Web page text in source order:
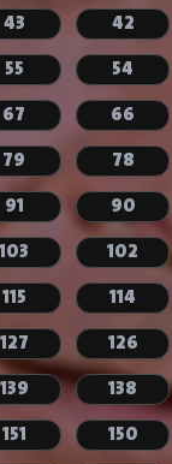
42
43
54
55
66
67
78
79
90
91
102
103
114
115
126
127
138
139
150
151